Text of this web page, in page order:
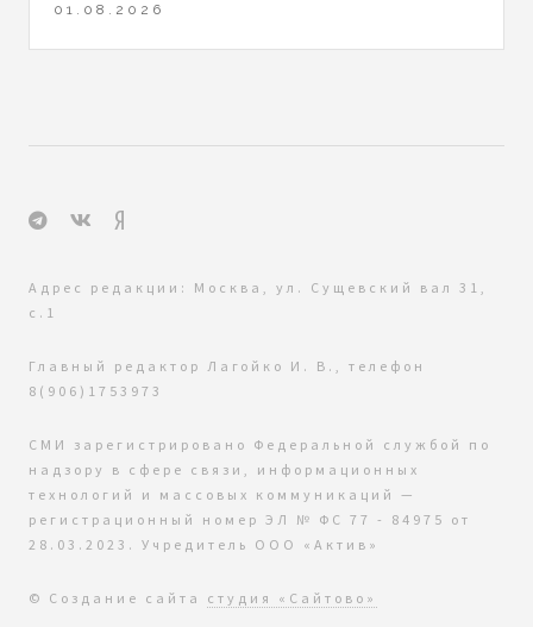
01.08.2026
Адрес редакции: Москва, ул. Сущевский вал 31,
с.1
Главный редактор Лагойко И. В., телефон
8(906)1753973
СМИ зарегистрировано Федеральной службой по
надзору в сфере связи, информационных
технологий и массовых коммуникаций —
регистрационный номер ЭЛ № ФС 77 - 84975 от
28.03.2023. Учредитель ООО «Актив»
© Создание сайта студия «Сайтово»